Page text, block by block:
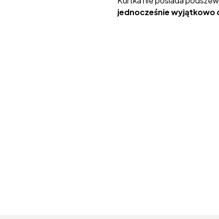
jednocześnie wyjątkowo